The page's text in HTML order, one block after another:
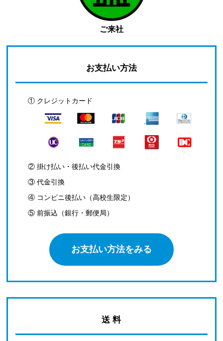
ご来社
お支払い方法
① クレジットカード
② 掛け払い・後払い代金引換
③ 代金引換
④ コンビニ後払い（高校生限定）
⑤ 前振込（銀行・郵便局）
お支払い方法をみる
送 料